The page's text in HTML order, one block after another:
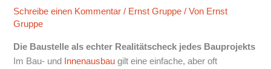
Schreibe einen Kommentar / Ernst Gruppe / Von Ernst
Gruppe
Die Baustelle als echter Realitätscheck jedes Bauprojekts
Im Bau- und
Innenausbau gilt eine einfache, aber oft